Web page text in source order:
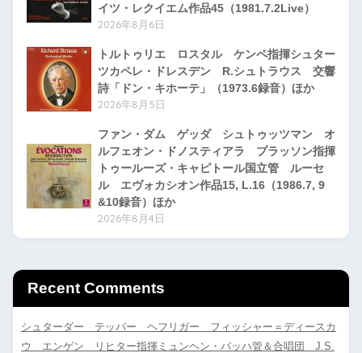
イツ・レクイエム作品45（1981.7.2Live）
2026年8月6日
トルトゥリエ ロスタル ケンペ指揮シュター
ツカペレ・ドレスデン R.シュトラウス 交響
詩「ドン・キホーテ」（1973.6録音）ほか
2026年8月5日
ファン・ダム ゲッダ シュトゥッツマン オ
ルフェオン・ドノスティアラ プラッソン指揮
トゥールーズ・キャピトール国立管 ルーセ
ル エヴォカシオン作品15, L.16（1986.7, 9
&10録音）ほか
2026年8月4日
Recent Comments
シュターダー テッパー ヘフリガー フィッシャー＝ディースカ
ウ エンゲン リヒター指揮ミュンヘン・バッハ管＆合唱団 J.S.